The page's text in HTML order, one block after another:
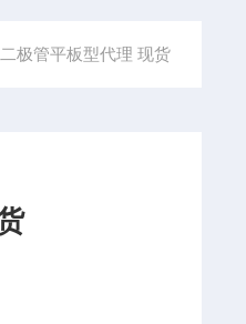
极管平板型代理 现货